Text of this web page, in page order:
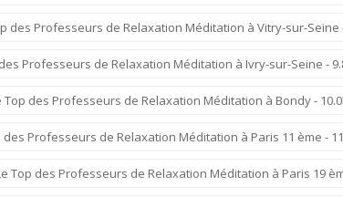
des Professeurs de Relaxation Méditation à Vitry-sur-Seine
Professeurs de Relaxation Méditation à Ivry-sur-Seine -
Top des Professeurs de Relaxation Méditation à Bondy -
des Professeurs de Relaxation Méditation à Paris 11 ème -
Top des Professeurs de Relaxation Méditation à Paris 19